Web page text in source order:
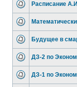
Расписание
Будущее в
ДЗ-2 по
ДЗ-1 по